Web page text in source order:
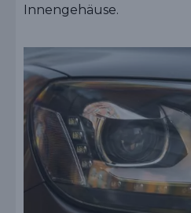
Innengehäuse.